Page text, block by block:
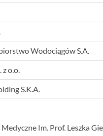
Wodociągów S.A.
o.o.
S.K.A.
Im. Prof. Leszka